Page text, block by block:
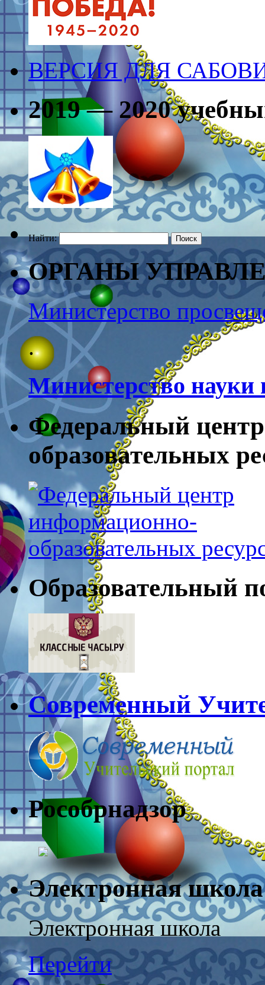
ВЕРСИЯ ДЛЯ
2019 — 2020
Найти:
ОРГАНЫ
Министерство
.
Министерство
Федеральный
образовательных
Образовательный
Современный
Электронная школа
Электронная школа
Перейти